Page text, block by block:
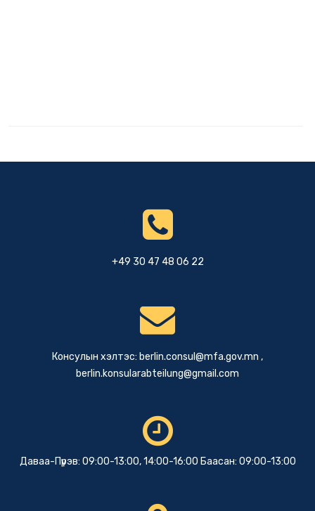
+49 30 47 48 06 22
Консулын хэлтэс: berlin.consul@mfa.gov.mn ,
berlin.konsularabteilung@gmail.com
Даваа-Пүрэв: 09:00-13:00, 14:00-16:00 Баасан: 09:00-13:00